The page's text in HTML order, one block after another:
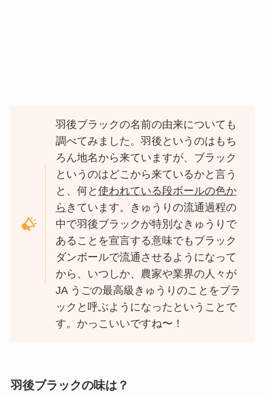
羽後ブラックの名前の由来についても
調べてみました。羽後というのはもち
ろん地名から来ていますが、ブラック
というのはどこから来ているかと言う
と、何と使われている段ボールの色か
ら きています。きゅうりの流通過程の
中で羽後ブラックが特別なきゅうりで
あることを宣言する意味でもブラック
ダンボールで流通させるようになって
から、いつしか、農家や業界の人々が
JA うごの最高級きゅうりのことをブラ
ックと呼ぶようになったということで
す。かっこいいですね〜！
羽後ブラックの味は？